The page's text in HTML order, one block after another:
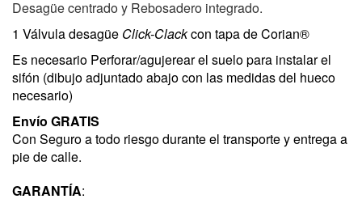
Desagüe centrado y Rebosadero integrado.
1 Válvula desagüe Click-Clackcon tapa de Corian®
Es necesario Perforar/agujerear el suelo para instalar el
sifón (dibujo adjuntado abajo con las medidas del hueco
necesario)
Envío GRATIS
Con Seguro a todo riesgo durante el transporte y entrega a
pie de calle.
GARANTÍA: